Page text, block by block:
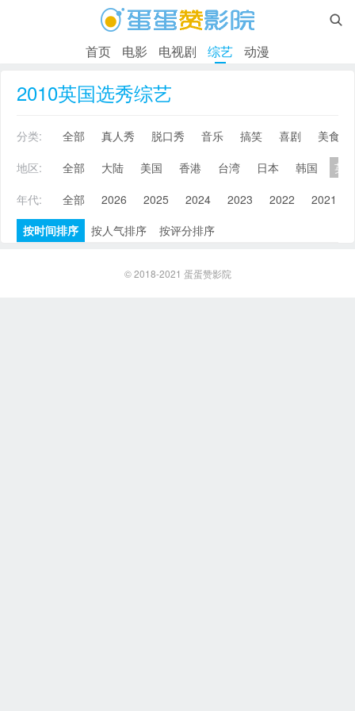

首页 电影 电视剧 综艺 动漫
2010英国选秀综艺
分类: 全部 真人秀 脱口秀 音乐 搞笑 喜剧
美食
地区:
全部 大陆 美国 香港 台湾 日本 韩国
英
年代:
全部 2026 2025 2024 2023 2022 2021
按时间排序
按人气排序 按评分排序
© 2018-2021 蛋蛋赞影院